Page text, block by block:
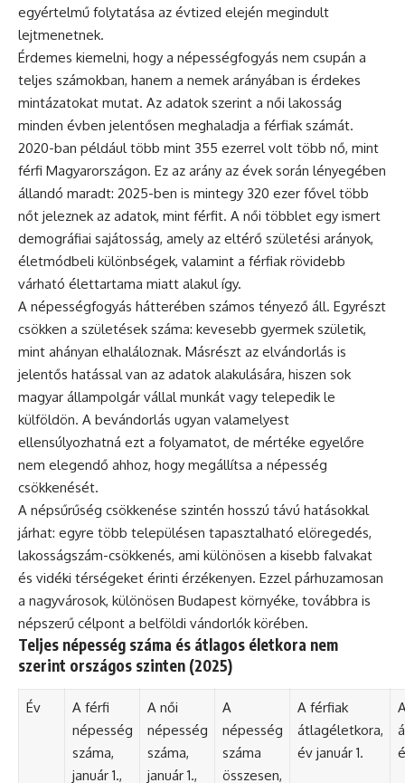
egyértelmű folytatása az évtized elején megindult
lejtmenetnek.
Érdemes kiemelni, hogy a népességfogyás nem csupán a
teljes számokban, hanem a nemek arányában is érdekes
mintázatokat mutat. Az adatok szerint a női lakosság
minden évben jelentősen meghaladja a férfiak számát.
2020-ban például több mint 355 ezerrel volt több nő, mint
férfi Magyarországon. Ez az arány az évek során lényegében
állandó maradt: 2025-ben is mintegy 320 ezer fővel több
nőt jeleznek az adatok, mint férfit. A női többlet egy ismert
demográfiai sajátosság, amely az eltérő születési arányok,
életmódbeli különbségek, valamint a férfiak rövidebb
várható élettartama miatt alakul így.
A népességfogyás hátterében számos tényező áll. Egyrészt
csökken a születések száma: kevesebb gyermek születik,
mint ahányan elhaláloznak. Másrészt az elvándorlás is
jelentős hatással van az adatok alakulására, hiszen sok
magyar állampolgár vállal munkát vagy telepedik le
külföldön. A bevándorlás ugyan valamelyest
ellensúlyozhatná ezt a folyamatot, de mértéke egyelőre
nem elegendő ahhoz, hogy megállítsa a népesség
csökkenését.
A népsűrűség csökkenése szintén hosszú távú hatásokkal
járhat: egyre több településen tapasztalható elöregedés,
lakosságszám-csökkenés, ami különösen a kisebb falvakat
és vidéki térségeket érinti érzékenyen. Ezzel párhuzamosan
a nagyvárosok, különösen Budapest környéke, továbbra is
népszerű célpont a belföldi vándorlók körében.
Teljes népesség száma és átlagos életkora nem
szerint országos szinten (2025)
Év
A férfi
népesség
száma,
január 1.,
A női
népesség
száma,
január 1.,
A
népesség
száma
összesen,
A férfiak
átlagéletkora,
év január 1.